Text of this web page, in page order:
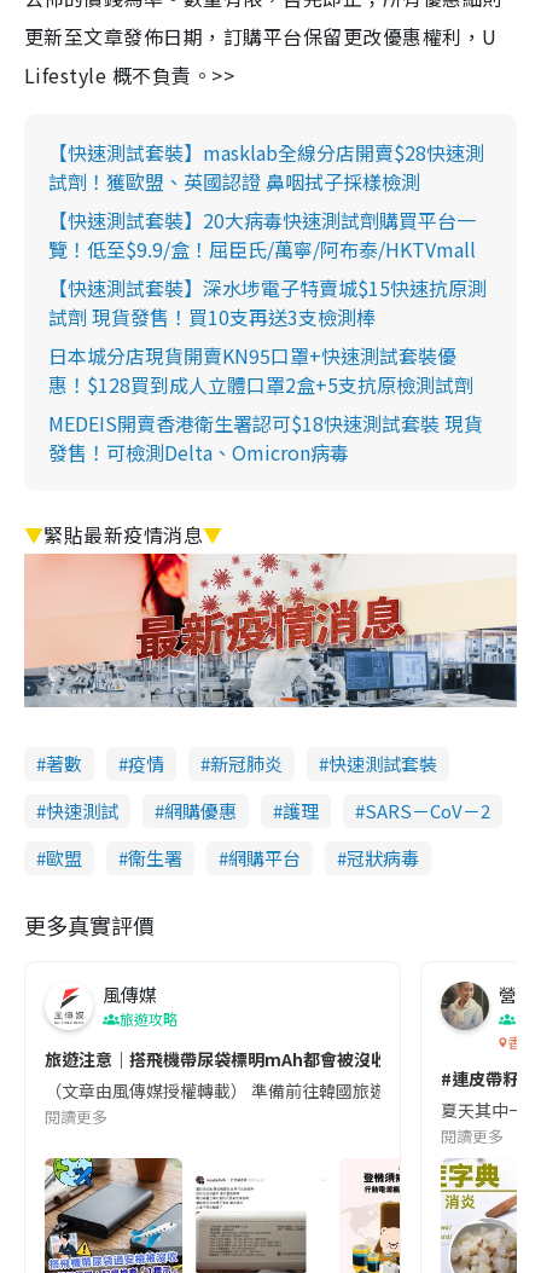
更新至文章發佈日期，訂購平台保留更改優惠權利，U
Lifestyle 概不負責。>>
【快速測試套裝】masklab全線分店開賣$28快速測
試劑！獲歐盟、英國認證 鼻咽拭子採樣檢測
【快速測試套裝】20大病毒快速測試劑購買平台一
覽！低至$9.9/盒！屈臣氏/萬寧/阿布泰/HKTVmall
【快速測試套裝】深水埗電子特賣城$15快速抗原測
試劑 現貨發售！買10支再送3支檢測棒
日本城分店現貨開賣KN95口罩+快速測試套裝優
惠！$128買到成人立體口罩2盒+5支抗原檢測試劑
MEDEIS開賣香港衛生署認可$18快速測試套裝 現貨
發售！可檢測Delta、Omicron病毒
▼緊貼最新疫情消息▼
著數 疫情 新冠肺炎
快速測試套裝
快速測試
網購優惠 護理
SARS－CoV－2
歐盟
衞生署 網購平台 冠狀病毒
更多真實評價
風傳媒
旅遊攻略
旅遊注意｜搭飛機帶尿袋標明mAh都會被沒收😱出發前切記檢查
（文章由風傳媒授權轉載） 準備前往韓國旅遊的民眾，近期要
閱讀更多
營養
香港
#連皮帶籽
夏天其中一
閱讀更多